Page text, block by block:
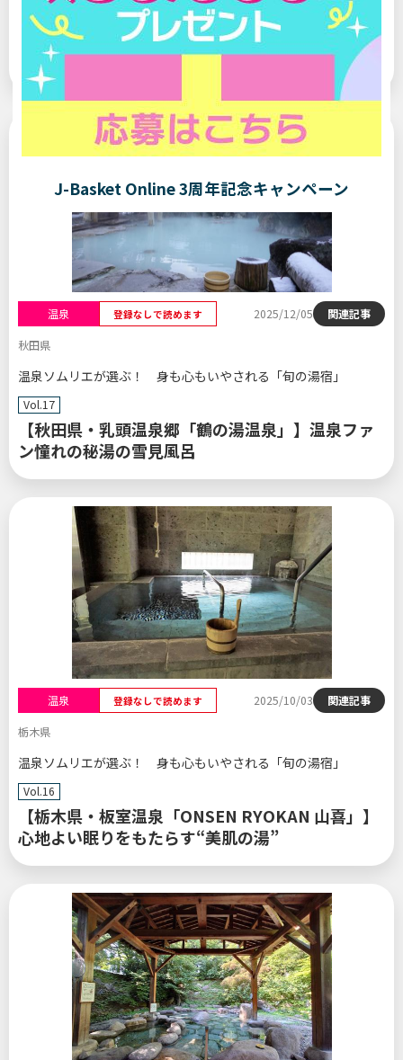
Vol.18
【鹿児島県・妙見温泉「妙見石原荘」】炭酸ガス
で代謝をサポートする“スッキリ温泉”
温泉 登録なしで読めます 2025/12/05
関連記事
秋田県
温泉ソムリエが選ぶ！ 身も心もいやされる「旬の湯宿」
Vol.17
【秋田県・乳頭温泉郷「鶴の湯温泉」】温泉ファ
ン憧れの秘湯の雪見風呂
温泉 登録なしで読めます 2025/10/03
関連記事
栃木県
温泉ソムリエが選ぶ！ 身も心もいやされる「旬の湯宿」
Vol.16
【栃木県・板室温泉「ONSEN RYOKAN 山喜」】
心地よい眠りをもたらす“美肌の湯”
J-Basket Online 3周年記念キャンペーン